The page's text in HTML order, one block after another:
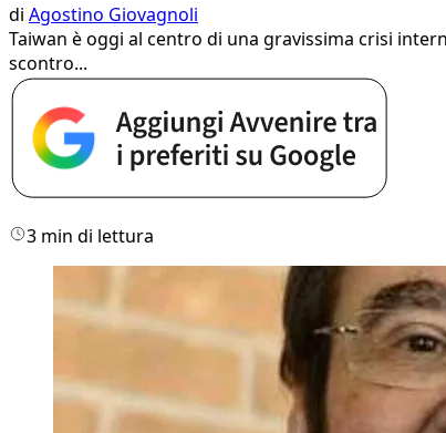
di Agostino Giovagnoli
Taiwan è oggi al centro di una gravissima crisi
scontro...
3 min di lettura